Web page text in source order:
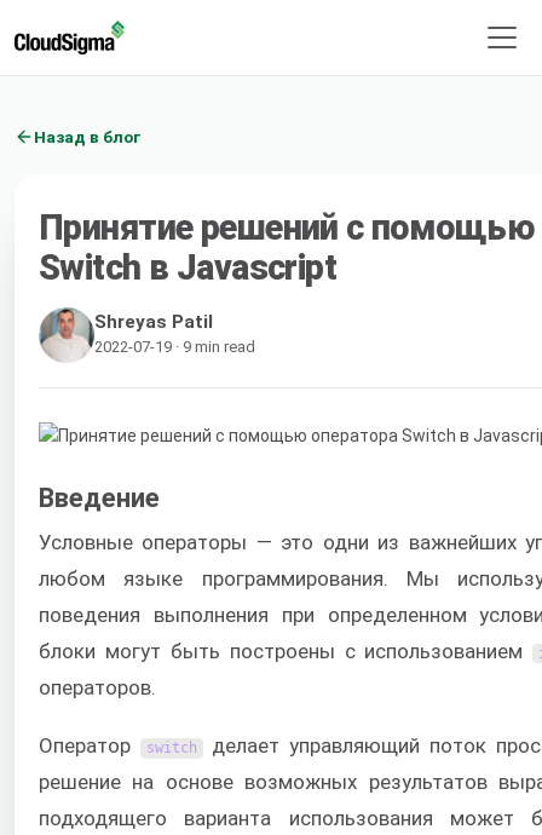
Назад в блог
Принятие решений с помощью
Switch в Javascript
Shreyas Patil
2022-07-19 · 9 min read
Введение
Условные операторы — это одни из важнейших
любом языке программирования. Мы
поведения выполнения при определенном
блоки могут быть построены с использованием
операторов.
Оператор switch делает управляющий поток
решение на основе возможных результатов
подходящего варианта использования